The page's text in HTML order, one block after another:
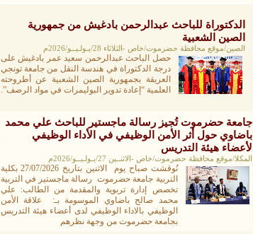
الدكتوراة للباحث عبدالرحمن بادغيش من جمهورية
الصين الشعبية
الصين/موقع محافظة حضرموت/خاص -الثلاثاء 28/يـولـيــو/2026م
حصل الباحث عبدالرحمن سعيد عمر بادغيش على
درجة الدكتوراة في هندسة النقل من جامعة تونجي
العريقة بجمهورية الصين الشعبية عن أطروحته
العلمية “إعادة تدوير البوليمرات في مواد الرصف”.
جامعة حضرموت تُجيز رسالة ماجستير للباحث علي محمد
باضاوي حول أثر الأمن الوظيفي في الأداء الوظيفي
لأعضاء هيئة التدريس
المكلا/موقع محافظة حضرموت/خاص -الاثنــين 27/يـولـيــو/2026م
نُوقشت صباح يوم الاثنين بتاريخ 27/07/2026 بكلية
التربية جامعة حضرموت رسالة ماجستير في التربية
تخصص إدارة تربوية والمقدمة من الطالب: علي
محمد صالح باضاوي الموسومة بـ: علاقة الأمن
الوظيفي بالاداء الوظيفي لدى أعضاء هيئة التدريس
بجامعة حضرموت من وجهة نظرهم